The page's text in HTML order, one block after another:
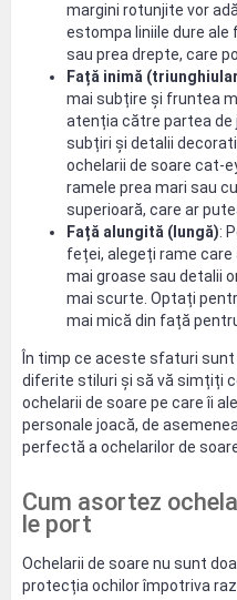
margini rotunjite vor
estompa liniile dure ale
sau prea drepte, care
Față inimă
mai subțire și fruntea
atenția către partea de
subțiri și detalii
ochelarii de soare cat-
ramele prea mari sau
superioară, care ar
Față alungită (lungă):
feței, alegeți rame care
mai groase sau detalii
mai scurte. Optați
mai mică din față
În timp ce aceste sfaturi
diferite stiluri și să vă simțiți
ochelarii de soare pe care îi
personale joacă, de
perfectă a ochelarilor de
Cum asortez
le port
Ochelarii de soare nu sunt
protecția ochilor împotriva